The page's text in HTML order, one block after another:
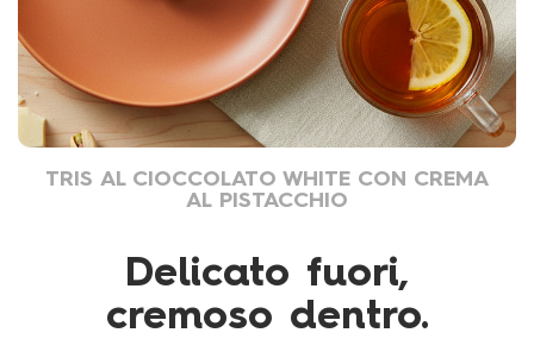
TRIS AL CIOCCOLATO WHITE CON CREMA
AL PISTACCHIO
Delicato fuori,
cremoso dentro.